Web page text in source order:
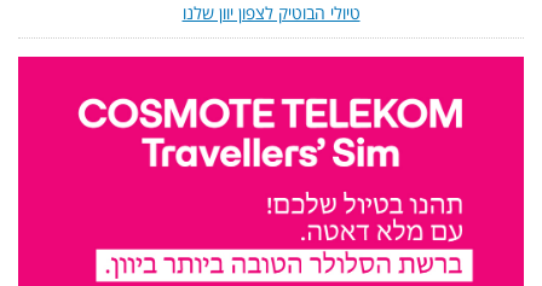
טיולי הבוטיק לצפון יוון שלנו